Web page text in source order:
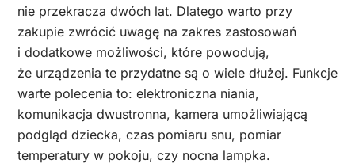
nie przekracza dwóch lat. Dlatego warto przy
zakupie zwrócić uwagę na zakres zastosowań
i dodatkowe możliwości, które powodują,
że urządzenia te przydatne są o wiele dłużej. Funkcje
warte polecenia to: elektroniczna niania,
komunikacja dwustronna, kamera umożliwiającą
podgląd dziecka, czas pomiaru snu, pomiar
temperatury w pokoju, czy nocna lampka.